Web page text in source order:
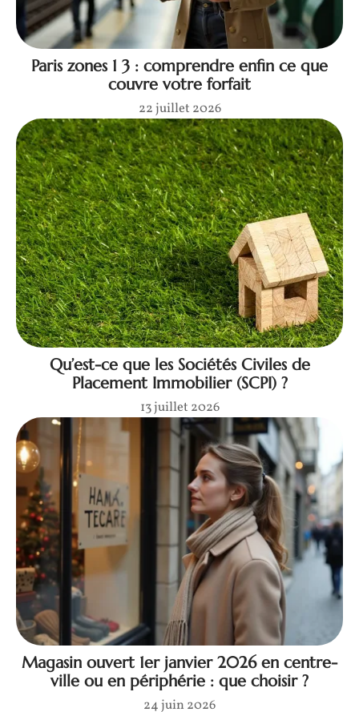
Paris zones 1 3 : comprendre enfin ce que
couvre votre forfait
22 juillet 2026
Qu’est-ce que les Sociétés Civiles de
Placement Immobilier (SCPI) ?
13 juillet 2026
Magasin ouvert 1er janvier 2026 en centre-
ville ou en périphérie : que choisir ?
24 juin 2026